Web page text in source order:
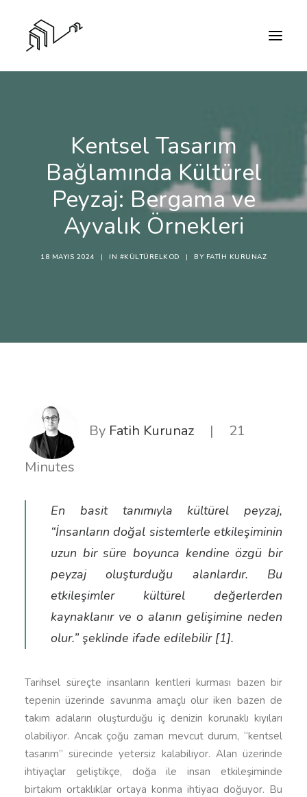
Kentsel Tasarım
Bağlamında Kültürel
Peyzaj: Bergama ve
Ayvalık Örnekleri
18 MAYIS 2024 | IN #KÜLTÜRELKOD | BY FATIH KURUNAZ
By Fatih Kurunaz |
21
Minutes
En basit tanımıyla kültürel peyzaj,
“İnsanların doğal sistemlerle etkileşiminin
uzun bir süre boyunca kendine özgü bir
peyzaj oluşturduğu alanlardır. Bu
etkileşimler kültürel değerlerden
kaynaklanır ve o alanın gelişimine neden
olur.” şeklinde ifade edilebilir [1].
Tarihsel süreçte insanların kentleri kurması bazen bir
tepenin üzerinde savunma amaçlı olur iken bazen de
takım adaların oluşturduğu iç denizin korunaklı kıyıları
olabiliyor. Ancak çoğu zaman mevcut durum, “kentsel
tasarım” sürecinde yetersiz kalabiliyor. Alan üzerinde
ihtiyaçlar geliştikçe, doğa ile insan etkileşiminde
birtakım ortaklıklar ortaya konma ihtiyacı doğuyor. Bu